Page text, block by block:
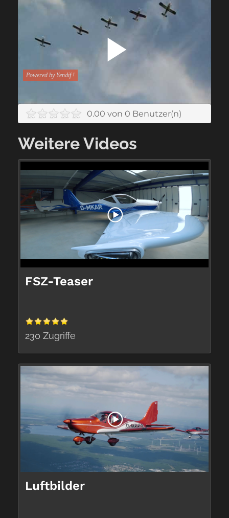
0.00 von 0 Benutzer(n)
Weitere Videos
FSZ-Teaser
230 Zugriffe
Luftbilder